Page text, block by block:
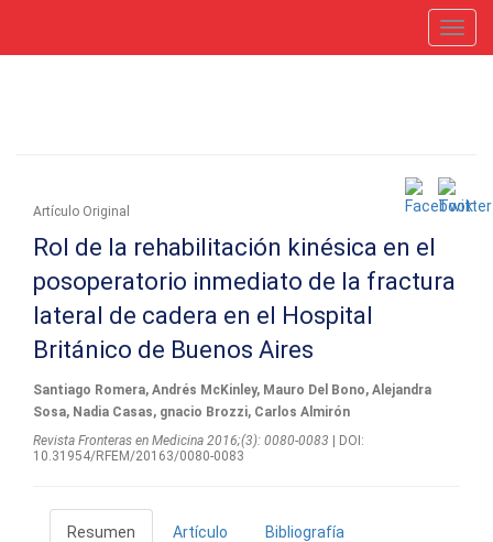
Artículo Original
Rol de la rehabilitación kinésica en el
posoperatorio inmediato de la fractura
lateral de cadera en el Hospital
Británico de Buenos Aires
Santiago Romera, Andrés McKinley, Mauro Del Bono, Alejandra
Sosa, Nadia Casas, gnacio Brozzi, Carlos Almirón
Revista Fronteras en Medicina 2016;(3): 0080-0083 | DOI:
10.31954/RFEM/20163/0080-0083
Resumen Artículo Bibliografía